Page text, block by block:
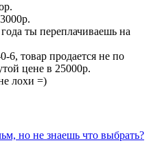
ты переплачиваешь на
6, товар продается не по
цене в 25000р.
лохи =)
но не знаешь что выбрать?